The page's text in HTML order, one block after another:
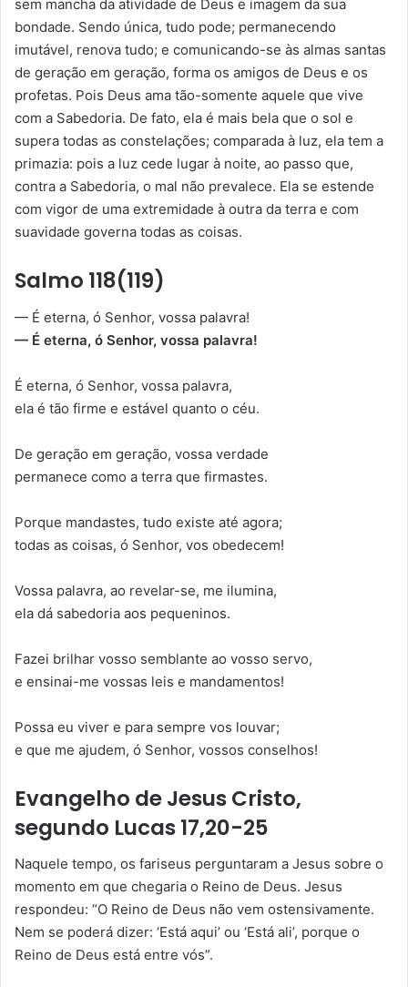
sem mancha da atividade de Deus e imagem da sua
bondade. Sendo única, tudo pode; permanecendo
imutável, renova tudo; e comunicando-se às almas santas
de geração em geração, forma os amigos de Deus e os
profetas. Pois Deus ama tão-somente aquele que vive
com a Sabedoria. De fato, ela é mais bela que o sol e
supera todas as constelações; comparada à luz, ela tem a
primazia: pois a luz cede lugar à noite, ao passo que,
contra a Sabedoria, o mal não prevalece. Ela se estende
com vigor de uma extremidade à outra da terra e com
suavidade governa todas as coisas.
Salmo 118(119)
— É eterna, ó Senhor, vossa palavra!
— É eterna, ó Senhor, vossa palavra!
É eterna, ó Senhor, vossa palavra,
ela é tão firme e estável quanto o céu.
De geração em geração, vossa verdade
permanece como a terra que firmastes.
Porque mandastes, tudo existe até agora;
todas as coisas, ó Senhor, vos obedecem!
Vossa palavra, ao revelar-se, me ilumina,
ela dá sabedoria aos pequeninos.
Fazei brilhar vosso semblante ao vosso servo,
e ensinai-me vossas leis e mandamentos!
Possa eu viver e para sempre vos louvar;
e que me ajudem, ó Senhor, vossos conselhos!
Evangelho de Jesus Cristo,
segundo Lucas 17,20-25
Naquele tempo, os fariseus perguntaram a Jesus sobre o
momento em que chegaria o Reino de Deus. Jesus
respondeu: “O Reino de Deus não vem ostensivamente.
Nem se poderá dizer: ‘Está aqui’ ou ‘Está ali’, porque o
Reino de Deus está entre vós”.